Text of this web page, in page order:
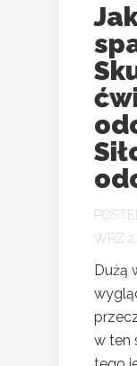
WRZ 2,
Dużą
w ten